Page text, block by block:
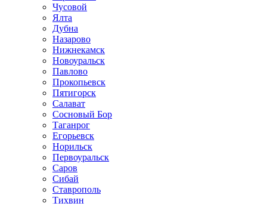
Чусовой
Ялта
Дубна
Назарово
Нижнекамск
Новоуральск
Павлово
Прокопьевск
Пятигорск
Салават
Сосновый Бор
Таганрог
Егорьевск
Норильск
Первоуральск
Саров
Сибай
Ставрополь
Тихвин